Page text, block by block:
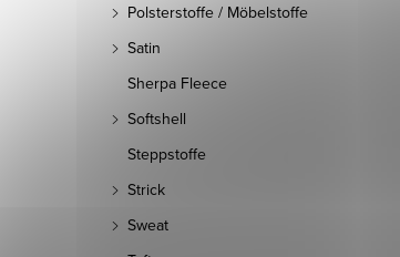
Polsterstoffe / Möbelstoffe
Satin
Sherpa Fleece
Softshell
Steppstoffe
Strick
Sweat